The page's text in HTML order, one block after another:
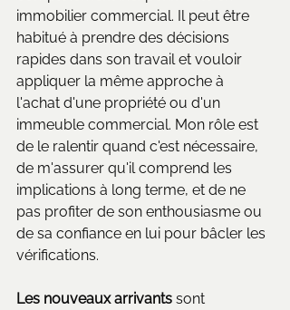
immobilier commercial. Il peut être
habitué à prendre des décisions
rapides dans son travail et vouloir
appliquer la même approche à
l'achat d'une propriété ou d'un
immeuble commercial. Mon rôle est
de le ralentir quand c'est nécessaire,
de m'assurer qu'il comprend les
implications à long terme, et de ne
pas profiter de son enthousiasme ou
de sa confiance en lui pour bâcler les
vérifications.
Les nouveaux arrivants sont